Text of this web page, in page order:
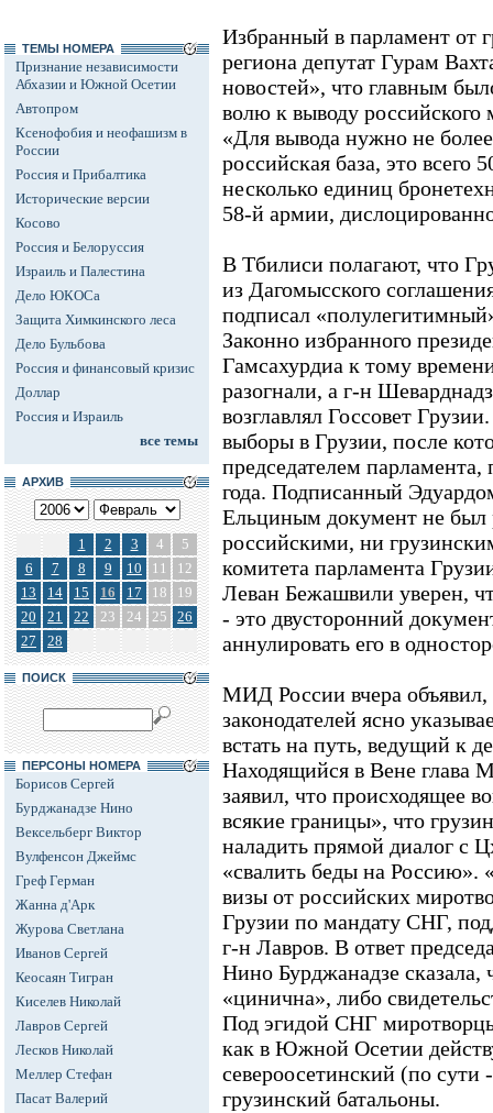
ТЕМЫ НОМЕРА
Признание независимости
Абхазии и Южной Осетии
Автопром
Ксенофобия и неофашизм в
России
Россия и Прибалтика
Исторические версии
Косово
Россия и Белоруссия
Израиль и Палестина
Дело ЮКОСа
Защита Химкинского леса
Дело Бульбова
Россия и финансовый кризис
Доллар
Россия и Израиль
все темы
АРХИВ
1 2 3 4
5
6
7 8 9 10 11
12
13
14 15 16 17 18
19
20
21 22 23 24 25
26
27
28
ПОИСК
ПЕРСОНЫ НОМЕРА
Борисов Сергей
Бурджанадзе Нино
Вексельберг Виктор
Вулфенсон Джеймс
Греф Герман
Жанна д'Арк
Журова Светлана
Иванов Сергей
Кеосаян Тигран
Киселев Николай
Лавров Сергей
Лесков Николай
Меллер Стефан
Пасат Валерий
Избранный в парламент от
региона депутат Гурам
новостей», что главным
волю к выводу российского
«Для вывода нужно не
российская база, это
несколько единиц
58-й армии,
В Тбилиси полагают, что
из Дагомысского
подписал
Законно избранного
Гамсахурдиа к тому
разогнали, а г-н
возглавлял Госсовет
выборы в Грузии, после
председателем
года. Подписанный
Ельциным документ не был
российскими, ни
комитета парламента
Леван Бежашвили уверен,
- это двусторонний
аннулировать его в
МИД России вчера
законодателей ясно
встать на путь, ведущий к
Находящийся в Вене глава
заявил, что происходящее
всякие границы», что
наладить прямой диалог с
«свалить беды на Россию».
визы от российских
Грузии по мандату СНГ,
г-н Лавров. В ответ
Нино Бурджанадзе сказала,
«цинична», либо
Под эгидой СНГ
как в Южной Осетии
североосетинский (по
грузинский батальоны.